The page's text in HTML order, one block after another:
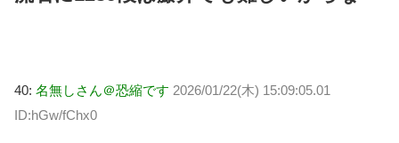
40: 名無しさん＠恐縮です 2026/01/22(木) 15:09:05.01
ID:hGw/fChx0